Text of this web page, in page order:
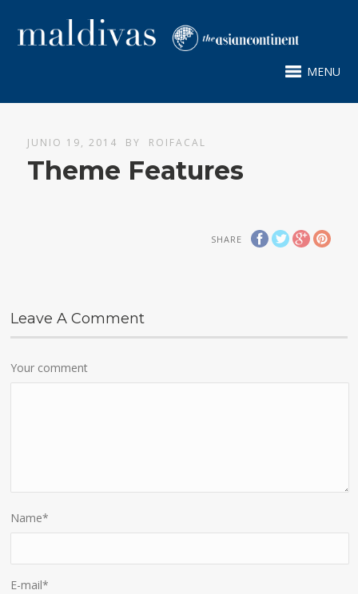
MENU
JUNIO 19, 2014 BY ROIFACAL
Theme Features
SHARE
Leave A Comment
Your comment
Name*
E-mail*